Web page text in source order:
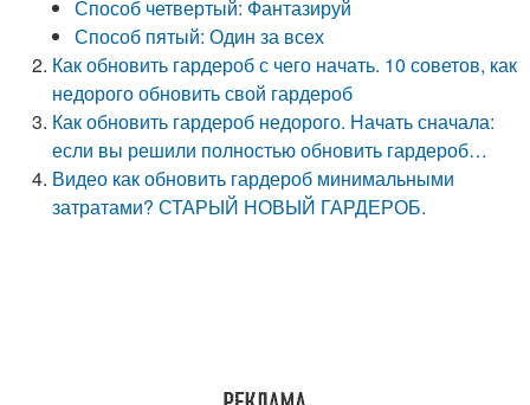
Способ четвертый: Фантазируй
Способ пятый: Один за всех
Как обновить гардероб с чего начать. 10 советов, как
недорого обновить свой гардероб
Как обновить гардероб недорого. Начать сначала:
если вы решили полностью обновить гардероб…
Видео как обновить гардероб минимальными
затратами? СТАРЫЙ НОВЫЙ ГАРДЕРОБ.